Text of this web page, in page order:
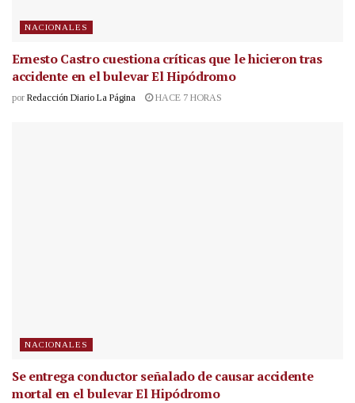
NACIONALES
Ernesto Castro cuestiona críticas que le hicieron tras
accidente en el bulevar El Hipódromo
por Redacción Diario La Página HACE 7 HORAS
NACIONALES
Se entrega conductor señalado de causar accidente
mortal en el bulevar El Hipódromo